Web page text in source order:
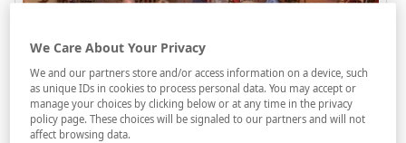
Gaylord Texan Resort &
Convention Center
A menos de 3,25 Km
We Care About Your Privacy
We and our partners store and/or access information on a device, such
as unique IDs in cookies to process personal data. You may accept or
manage your choices by clicking below or at any time in the privacy
policy page. These choices will be signaled to our partners and will not
affect browsing data.